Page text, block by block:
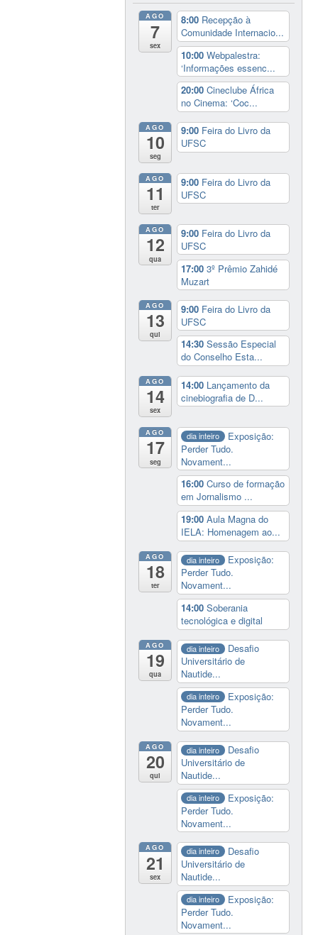
AGO
7
sex
8:00 Recepção à
Comunidade Internacio...
10:00Webpalestra:
‘Informações essenc...
20:00Cineclube África
no Cinema: ‘Coc...
AGO
10
seg
9:00 Feira do Livro da
UFSC
AGO
11
ter
9:00 Feira do Livro da
UFSC
AGO
12
qua
9:00 Feira do Livro da
UFSC
17:003º Prêmio Zahidé
Muzart
AGO
13
qui
9:00 Feira do Livro da
UFSC
14:30Sessão Especial
do Conselho Esta...
AGO
14
sex
14:00 Lançamento da
cinebiografia de D...
AGO
17
seg
dia inteiro
Exposição:
Perder Tudo.
Novament...
16:00Curso de formação
em Jornalismo ...
19:00Aula Magna do
IELA: Homenagem ao...
AGO
18
ter
dia inteiro
Exposição:
Perder Tudo.
Novament...
14:00Soberania
tecnológica e digital
AGO
19
qua
dia inteiro
Desafio
Universitário de
Nautide...
dia inteiro
Exposição:
Perder Tudo.
Novament...
AGO
20
qui
dia inteiro
Desafio
Universitário de
Nautide...
dia inteiro
Exposição:
Perder Tudo.
Novament...
AGO
21
sex
dia inteiro
Desafio
Universitário de
Nautide...
dia inteiro
Exposição:
Perder Tudo.
Novament...